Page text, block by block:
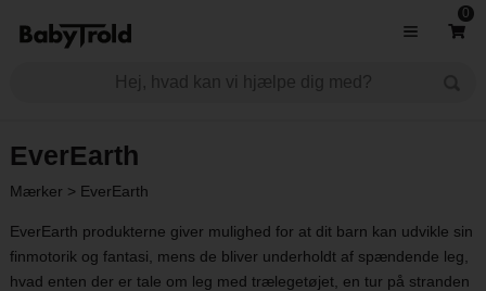
0
EverEarth
Mærker > EverEarth
EverEarth produkterne giver mulighed for at dit barn kan udvikle sin
finmotorik og fantasi, mens de bliver underholdt af spændende leg,
hvad enten der er tale om leg med trælegetøjet, en tur på stranden